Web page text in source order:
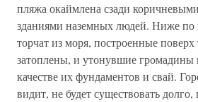
пляжа окаймлена сзади
зданиями наземных людей. Ниже по
торчат из моря, построенные поверх
затоплены, и утонувшие громадины
качестве их фундаментов и свай.
видит, не будет существовать долго,